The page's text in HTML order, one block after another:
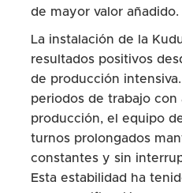
de mayor valor añadido.
La instalación de la
resultados positivos
de producción
periodos de trabajo con
producción, el equipo
turnos prolongados
constantes y sin
Esta estabilidad ha